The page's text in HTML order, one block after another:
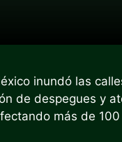
inundó las
de despegues y
más de